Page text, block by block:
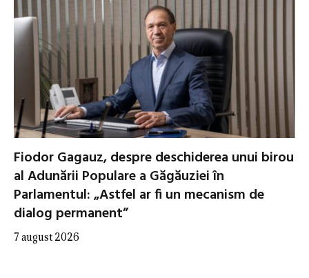
Fiodor Gagauz, despre deschiderea unui birou
al Adunării Populare a Găgăuziei în
Parlamentul: „Astfel ar fi un mecanism de
dialog permanent”
7 august 2026